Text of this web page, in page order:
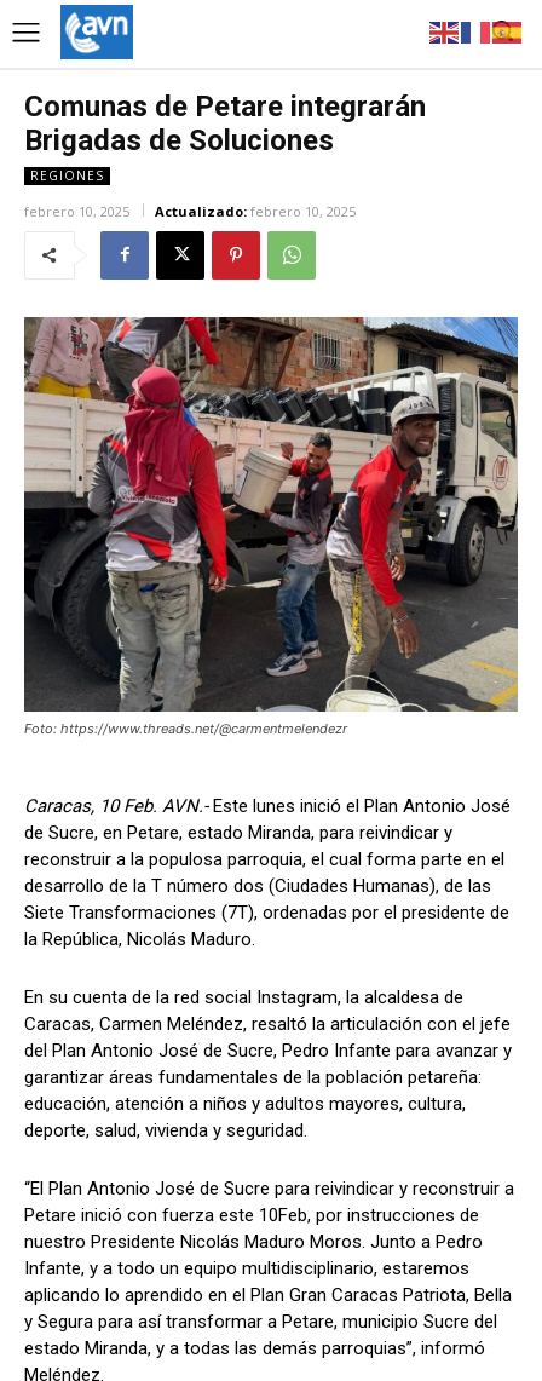
Comunas de Petare integrarán
Brigadas de Soluciones
REGIONES
febrero 10, 2025 Actualizado: febrero 10, 2025
Foto: https://www.threads.net/@carmentmelendezr
Caracas, 10 Feb. AVN.-Este lunes inició el Plan Antonio José
de Sucre, en Petare, estado Miranda, para reivindicar y
reconstruir a la populosa parroquia, el cual forma parte en el
desarrollo de la T número dos (Ciudades Humanas), de las
Siete Transformaciones (7T), ordenadas por el presidente de
la República, Nicolás Maduro.
En su cuenta de la red social Instagram, la alcaldesa de
Caracas, Carmen Meléndez, resaltó la articulación con el jefe
del Plan Antonio José de Sucre, Pedro Infante para avanzar y
garantizar áreas fundamentales de la población petareña:
educación, atención a niños y adultos mayores, cultura,
deporte, salud, vivienda y seguridad.
“El Plan Antonio José de Sucre para reivindicar y reconstruir a
Petare inició con fuerza este 10Feb, por instrucciones de
nuestro Presidente Nicolás Maduro Moros. Junto a Pedro
Infante, y a todo un equipo multidisciplinario, estaremos
aplicando lo aprendido en el Plan Gran Caracas Patriota, Bella
y Segura para así transformar a Petare, municipio Sucre del
estado Miranda, y a todas las demás parroquias”, informó
Meléndez.